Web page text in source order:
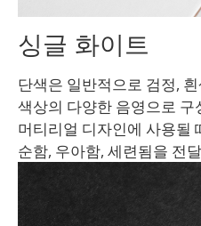
싱글 화이트
단색은 일반적으로 검정,
색상의 다양한 음영으로
머티리얼 디자인에 사용될
순함, 우아함, 세련됨을 전